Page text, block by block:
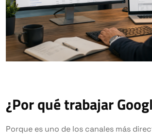
¿Por qué trabajar
Porque es uno de los canales más